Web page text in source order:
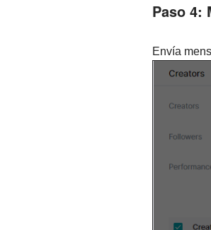
Paso 4:
Envía